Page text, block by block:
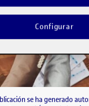
se ha generado
Configurar